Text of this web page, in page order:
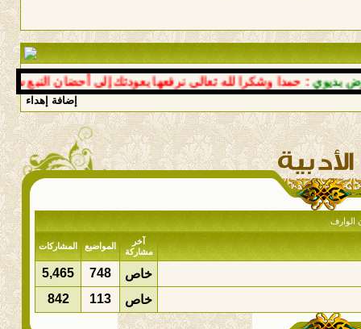
: حمدا وشكرا لله تعالى نرفعها بعودتك إلى أحضان النبع سالما
إضافة إهداء
الوارف
آخر
مشاركة
المواضيع المشاركات
خاص 748
5,465
خاص
113
842